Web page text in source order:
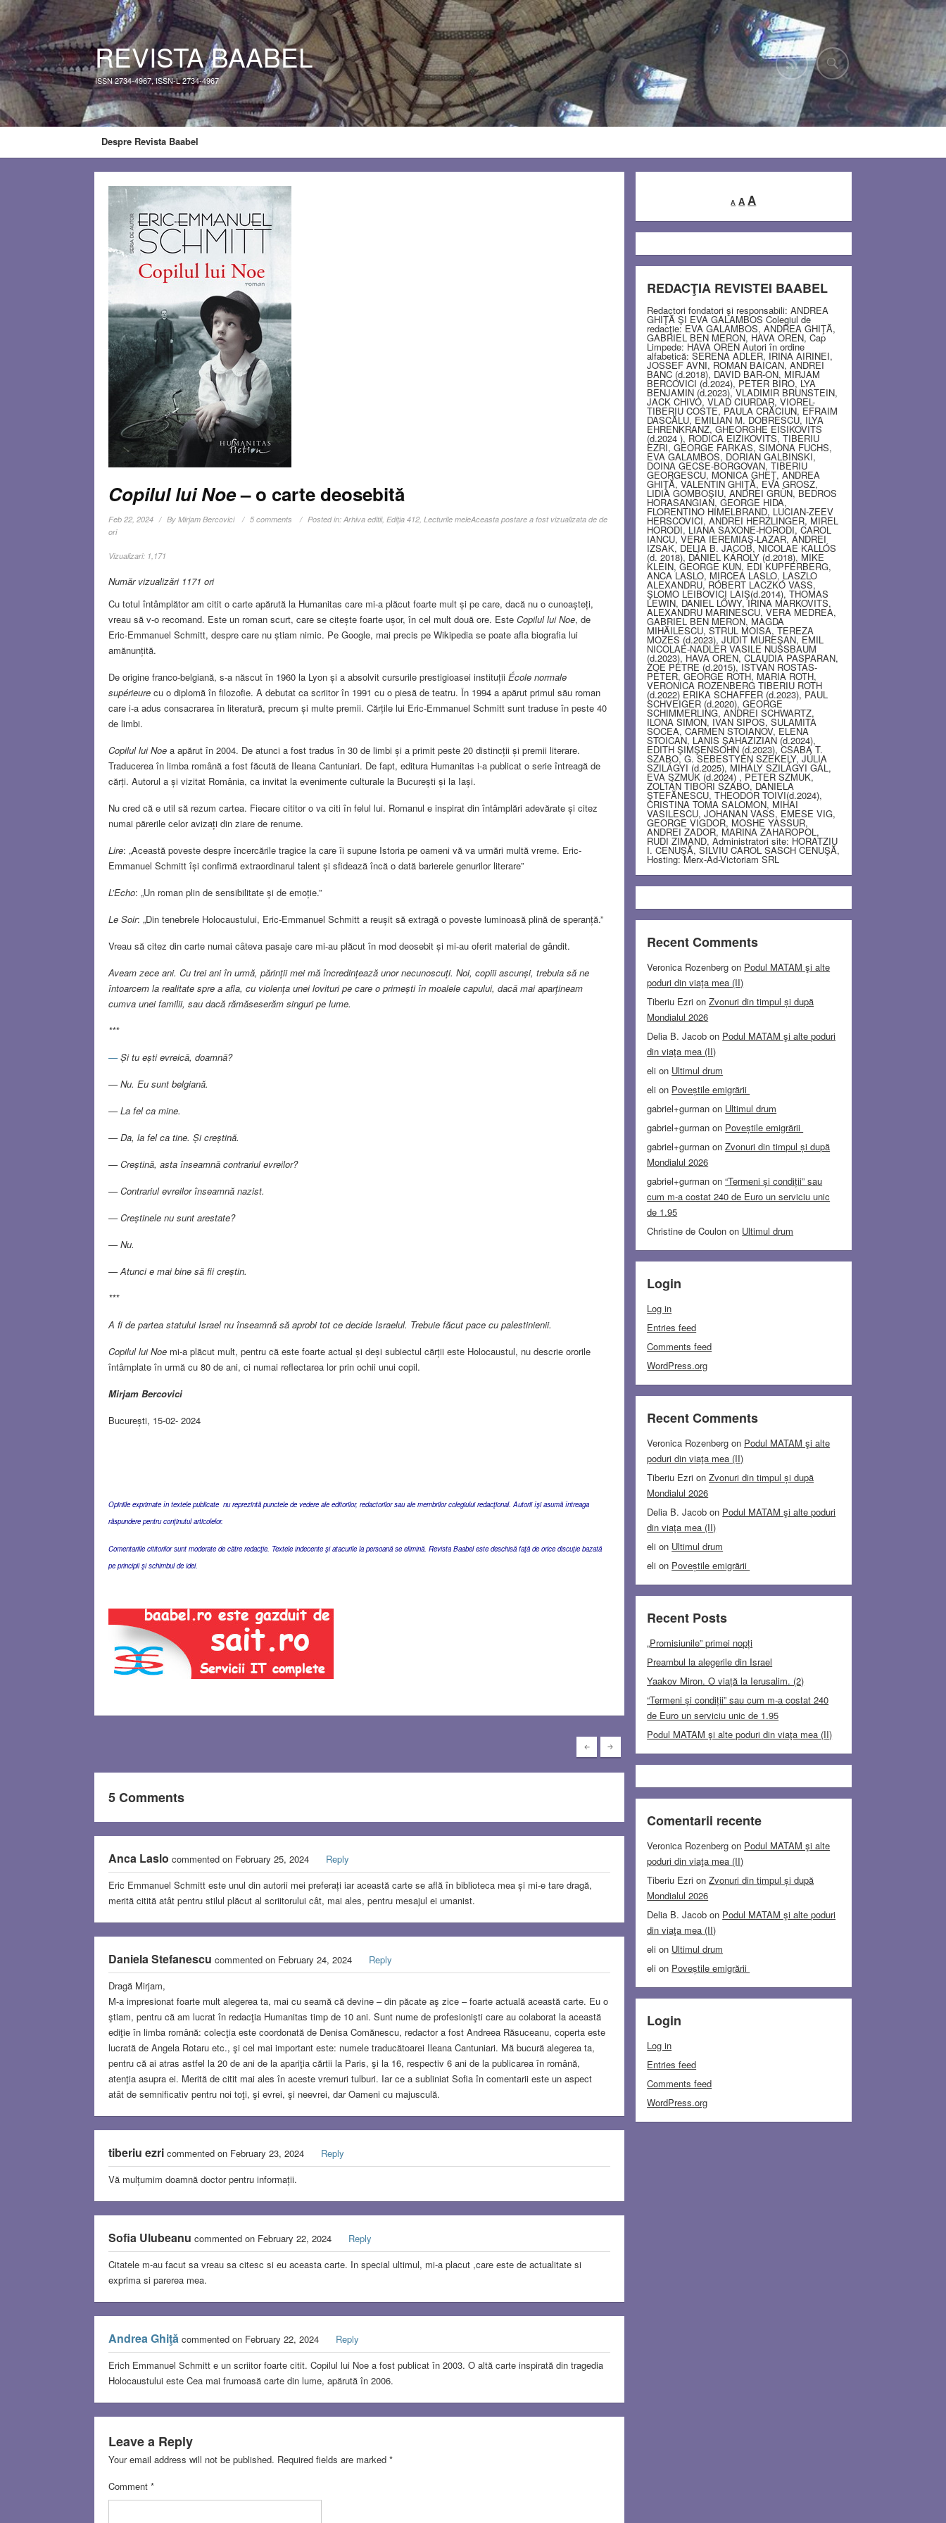
REVISTA BAABEL
ISSN 2734-4967, ISSN-L 2734-4967
Despre Revista Baabel
Copilul lui Noe– o carte deosebită
Feb 22, 2024 ByMirjam Bercovici 5 comments Posted in:Arhiva editii,Ediţia 412,Lecturile meleAceasta postare a fost vizualizata de de
ori
Vizualizari: 1,171
Număr vizualizări 1171 ori
Cu totul întâmplător am citit o carte apărută la Humanitas care mi-a plăcut foarte mult și pe care, dacă nu o cunoașteți,
vreau să v-o recomand. Este un roman scurt, care se citește foarte ușor, în cel mult două ore. EsteCopilul lui Noe, de
Eric-Emmanuel Schmitt, despre care nu știam nimic. Pe Google, mai precis pe Wikipedia se poate afla biografia lui
amănunțită.
De origine franco-belgiană, s-a născut în 1960 la Lyon și a absolvit cursurile prestigioasei instituțiiÉcole normale
supérieure cu o diplomă în filozofie. A debutat ca scriitor în 1991 cu o piesă de teatru. În 1994 a apărut primul său roman
care i-a adus consacrarea în literatură, precum și multe premii. Cărțile lui Eric-Emmanuel Schmitt sunt traduse în peste 40
de limbi.
Copilul lui Noe a apărut în 2004. De atunci a fost tradus în 30 de limbi și a primit peste 20 distincții și premii literare.
Traducerea în limba română a fost făcută de Ileana Cantuniari. De fapt, editura Humanitas i-a publicat o serie întreagă de
cărți. Autorul a și vizitat România, ca invitat la evenimente culturale la București și la Iași.
Nu cred că e util să rezum cartea. Fiecare cititor o va citi în felul lui. Romanul e inspirat din întâmplări adevărate și citez
numai părerile celor avizați din ziare de renume.
Lire: „Această poveste despre încercările tragice la care îi supune Istoria pe oameni vă va urmări multă vreme. Eric-
Emmanuel Schmitt își confirmă extraordinarul talent și sfidează încă o dată barierele genurilor literare”
L’Echo: „Un roman plin de sensibilitate și de emoție.”
Le Soir: „Din tenebrele Holocaustului, Eric-Emmanuel Schmitt a reușit să extragă o poveste luminoasă plină de speranță.”
Vreau să citez din carte numai câteva pasaje care mi-au plăcut în mod deosebit și mi-au oferit material de gândit.
Aveam zece ani. Cu trei ani în urmă, părinții mei mă încredințează unor necunoscuți. Noi, copiii ascunși, trebuia să ne
întoarcem la realitate spre a afla, cu violența unei lovituri pe care o primești în moalele capului, dacă mai aparțineam
cumva unei familii, sau dacă rămăseserăm singuri pe lume.
***
—Și tu ești evreică, doamnă?
— Nu. Eu sunt belgiană.
— La fel ca mine.
— Da, la fel ca tine. Și creștină.
— Creștină, asta înseamnă contrariul evreilor?
— Contrariul evreilor înseamnă nazist.
— Creștinele nu sunt arestate?
— Nu.
— Atunci e mai bine să fii creștin.
***
A fi de partea statului Israel nu înseamnă să aprobi tot ce decide Israelul. Trebuie făcut pace cu palestinienii.
Copilul lui Noe mi-a plăcut mult, pentru că este foarte actual și deși subiectul cărții este Holocaustul, nu descrie ororile
întâmplate în urmă cu 80 de ani, ci numai reflectarea lor prin ochii unui copil.
Mirjam Bercovici
București, 15-02- 2024
Opiniile exprimate în textele publicate nu reprezintă punctele de vedere ale editorilor, redactorilor sau ale membrilor colegiului redacţional. Autorii îşi asumă întreaga
răspundere pentru conţinutul articolelor.
Comentariile cititorilor sunt moderate de către redacţie. Textele indecente şi atacurile la persoană se elimină. Revista Baabel este deschisă faţă de orice discuţie bazată
pe principii şi schimbul de idei.
5 Comments
Anca Laslo commented on February 25, 2024
Reply
Eric Emmanuel Schmitt este unul din autorii mei preferați iar această carte se află în biblioteca mea și mi-e tare dragă,
merită citită atât pentru stilul plăcut al scriitorului cât, mai ales, pentru mesajul ei umanist.
Daniela Stefanescu commented on February 24, 2024
Reply
Dragă Mirjam,
M-a impresionat foarte mult alegerea ta, mai cu seamă că devine – din păcate aş zice – foarte actuală această carte. Eu o
ştiam, pentru că am lucrat în redacţia Humanitas timp de 10 ani. Sunt nume de profesionişti care au colaborat la această
ediţie în limba română: colecţia este coordonată de Denisa Comănescu, redactor a fost Andreea Răsuceanu, coperta este
lucrată de Angela Rotaru etc., şi cel mai important este: numele traducătoarei Ileana Cantuniari. Mă bucură alegerea ta,
pentru că ai atras astfel la 20 de ani de la apariţia cărtii la Paris, şi la 16, respectiv 6 ani de la publicarea în română,
atenţia asupra ei. Merită de citit mai ales în aceste vremuri tulburi. Iar ce a subliniat Sofia în comentarii este un aspect
atât de semnificativ pentru noi toţi, şi evrei, şi neevrei, dar Oameni cu majusculă.
tiberiu ezri commented on February 23, 2024
Reply
Vă mulțumim doamnă doctor pentru informații.
Sofia Ulubeanu commented on February 22, 2024
Reply
Citatele m-au facut sa vreau sa citesc si eu aceasta carte. In special ultimul, mi-a placut ,care este de actualitate si
exprima si parerea mea.
Andrea Ghiţă commented on February 22, 2024
Reply
Erich Emmanuel Schmitt e un scriitor foarte citit. Copilul lui Noe a fost publicat în 2003. O altă carte inspirată din tragedia
Holocaustului este Cea mai frumoasă carte din lume, apărută în 2006.
Leave a Reply
Your email address will not be published. Required fields are marked*
Comment*
A
Decrease
font
A Reset
AIncrease
font
REDACŢIA REVISTEI BAABEL
Redactori fondatori şi responsabili: ANDREA
GHIŢĂ ŞI EVA GALAMBOS Colegiul de
redacţie: EVA GALAMBOS, ANDREA GHIŢĂ,
GABRIEL BEN MERON, HAVA OREN, Cap
Limpede: HAVA OREN Autori în ordine
alfabetică: SERENA ADLER, IRINA AIRINEI,
JOSSEF AVNI, ROMAN BAICAN, ANDREI
BANC (d.2018), DAVID BAR-ON, MIRJAM
BERCOVICI (d.2024), PETER BIRO, LYA
BENJAMIN (d.2023), VLADIMIR BRUNSTEIN,
JACK CHIVO, VLAD CIURDAR, VIOREL-
TIBERIU COSTE, PAULA CRĂCIUN, EFRAIM
DASCĂLU, EMILIAN M. DOBRESCU, ILYA
EHRENKRANZ, GHEORGHE EISIKOVITS
(d.2024 ), RODICA EIZIKOVITS, TIBERIU
EZRI, GEORGE FARKAS, SIMONA FUCHS,
EVA GALAMBOS, DORIAN GALBINSKI,
DOINA GECSE-BORGOVAN, TIBERIU
GEORGESCU, MONICA GHEŢ, ANDREA
GHIŢĂ, VALENTIN GHIŢĂ, EVA GROSZ,
LIDIA GOMBOŞIU, ANDREI GRÜN, BEDROS
HORASANGIAN, GEORGE HIDA,
FLORENTINO HIMELBRAND, LUCIAN-ZEEV
HERSCOVICI, ANDREI HERZLINGER, MIREL
HORODI, LIANA SAXONE-HORODI, CAROL
IANCU, VERA IEREMIAŞ-LAZAR, ANDREI
IZSAK, DELIA B. JACOB, NICOLAE KALLÓS
(d. 2018), DÁNIEL KÁROLY (d.2018), MIKE
KLEIN, GEORGE KUN, EDI KUPFERBERG,
ANCA LASLO, MIRCEA LASLO, LASZLO
ALEXANDRU, RÓBERT LACZKÓ VASS,
ŞLOMO LEIBOVICI LAIŞ(d.2014), THOMAS
LEWIN, DANIEL LŐWY, IRINA MARKOVITS,
ALEXANDRU MARINESCU, VERA MEDREA,
GABRIEL BEN MERON, MAGDA
MIHĂILESCU, STRUL MOISA, TEREZA
MOZES (d.2023), JUDIT MUREŞAN, EMIL
NICOLAE-NADLER VASILE NUSSBAUM
(d.2023), HAVA OREN, CLAUDIA PASPARAN,
ZOE PETRE (d.2015), ISTVÁN ROSTÁS-
PÉTER, GEORGE ROTH, MARIA ROTH,
VERONICA ROZENBERG TIBERIU ROTH
(d.2022) ERIKA SCHAFFER (d.2023), PAUL
SCHVEIGER (d.2020), GEORGE
SCHIMMERLING, ANDREI SCHWARTZ,
ILONA SIMON, IVAN SIPOS, SULAMITA
SOCEA, CARMEN STOIANOV, ELENA
STOICAN, LANIS ŞAHAZIZIAN (d.2024),
EDITH ŞIMŞENSOHN (d.2023), CSABA T.
SZABO, G. SEBESTYEN SZEKELY, JÚLIA
SZILÁGYI (d.2025), MIHÁLY SZILÁGYI GÁL,
EVA SZMUK (d.2024) , PETER SZMUK,
ZOLTÁN TIBORI SZABO, DANIELA
ŞTEFĂNESCU, THEODOR TOIVI(d.2024),
CRISTINA TOMA SALOMON, MIHAI
VASILESCU, JOHANAN VASS, EMESE VIG,
GEORGE VIGDOR, MOSHE YASSUR,
ANDREI ZADOR, MARINA ZAHAROPOL,
RUDI ZIMAND, Administratori site: HORATZIU
I. CENUŞĂ, SILVIU CAROL SASCH CENUŞĂ,
Hosting: Merx-Ad-Victoriam SRL
Recent Comments
Veronica Rozenberg on Podul MATAM şi alte
poduri din viaţa mea (II)
Tiberiu Ezri onZvonuri din timpul și după
Mondialul 2026
Delia B. Jacob on Podul MATAM şi alte poduri
din viaţa mea (II)
eli on Ultimul drum
eli on Poveștile emigrării
gabriel+gurman on Ultimul drum
gabriel+gurman on Poveștile emigrării
gabriel+gurman onZvonuri din timpul și după
Mondialul 2026
gabriel+gurman on“Termeni și condiții” sau
cum m-a costat 240 de Euro un serviciu unic
de 1.95
Christine de Coulon on Ultimul drum
Login
Log in
Entries feed
Comments feed
WordPress.org
Recent Comments
Veronica Rozenberg on Podul MATAM şi alte
poduri din viaţa mea (II)
Tiberiu Ezri onZvonuri din timpul și după
Mondialul 2026
Delia B. Jacob on Podul MATAM şi alte poduri
din viaţa mea (II)
eli on Ultimul drum
eli on Poveștile emigrării
Recent Posts
„Promisiunile” primei nopți
Preambul la alegerile din Israel
Yaakov Miron. O viață la Ierusalim. (2)
“Termeni și condiții” sau cum m-a costat 240
de Euro un serviciu unic de 1.95
Podul MATAM şi alte poduri din viaţa mea (II)
Comentarii recente
Veronica Rozenberg on Podul MATAM şi alte
poduri din viaţa mea (II)
Tiberiu Ezri onZvonuri din timpul și după
Mondialul 2026
Delia B. Jacob on Podul MATAM şi alte poduri
din viaţa mea (II)
eli on Ultimul drum
eli on Poveștile emigrării
Login
Log in
Entries feed
Comments feed
WordPress.org